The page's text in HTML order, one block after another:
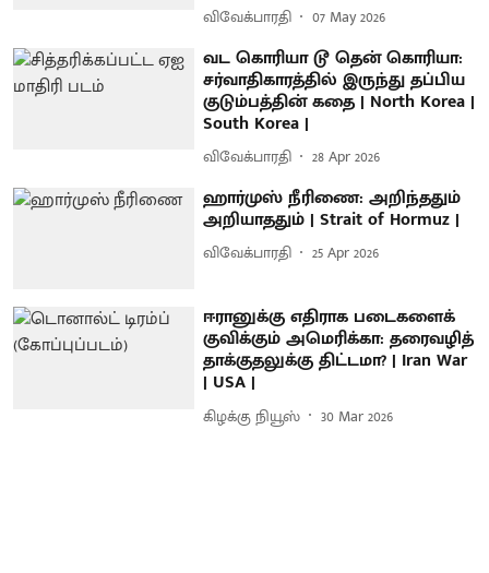
விவேக்பாரதி 07 May 2026
வட கொரியா டூ தென் கொரியா:
சர்வாதிகாரத்தில் இருந்து தப்பிய
குடும்பத்தின் கதை | North Korea |
South Korea |
விவேக்பாரதி 28 Apr 2026
ஹார்முஸ் நீரிணை: அறிந்ததும்
அறியாததும் | Strait of Hormuz |
விவேக்பாரதி 25 Apr 2026
ஈரானுக்கு எதிராக படைகளைக்
குவிக்கும் அமெரிக்கா: தரைவழித்
தாக்குதலுக்கு திட்டமா? | Iran War
| USA |
கிழக்கு நியூஸ் 30 Mar 2026